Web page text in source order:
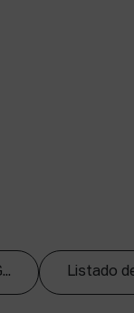
Listado